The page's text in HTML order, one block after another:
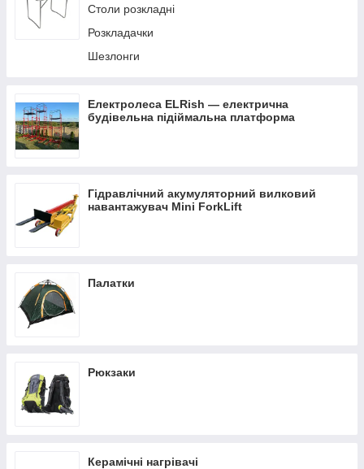
Столи розкладні
Розкладачки
Шезлонги
Електролеса ELRish — електрична
будівельна підіймальна платформа
Гідравлічний акумуляторний вилковий
навантажувач Mini ForkLift
Палатки
Рюкзаки
Керамічні нагрівачі